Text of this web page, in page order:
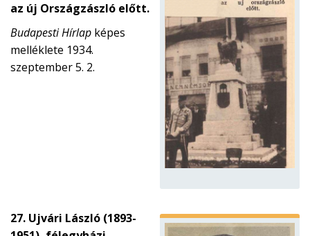
az új Országzászló előtt.
Budapesti Hírlap képes
melléklete 1934.
szeptember 5. 2.
27. Ujvári László (1893-